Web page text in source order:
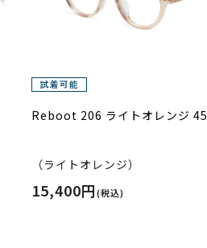
Reboot 206 ライトオレンジ 45
（ライトオレンジ）
15,400円(税込)